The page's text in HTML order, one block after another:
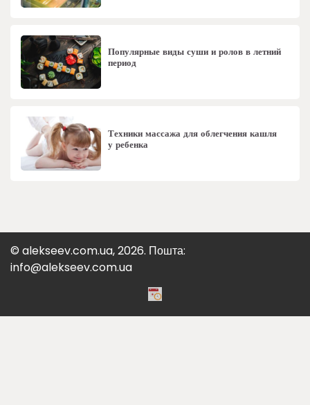
Популярные виды суши и ролов в летний
период
Техники массажа для облегчения кашля
у ребенка
© alekseev.com.ua, 2026. Пошта:
info@alekseev.com.ua